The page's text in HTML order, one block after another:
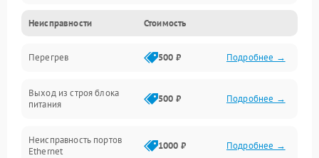
Сеть
Беспроводной модуль
Программное обеспечение
Неисправности Стоимость
Перегрев 500 ₽ Подробнее →
Выход из строя блока
питания
500 ₽ Подробнее →
Неисправность портов
Ethernet
1000 ₽ Подробнее →